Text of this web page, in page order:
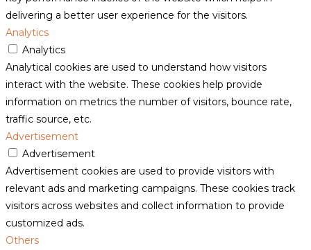
delivering a better user experience for the visitors.
Analytics
Analytics
Analytical cookies are used to understand how visitors
interact with the website. These cookies help provide
information on metrics the number of visitors, bounce rate,
traffic source, etc.
Advertisement
Advertisement
Advertisement cookies are used to provide visitors with
relevant ads and marketing campaigns. These cookies track
visitors across websites and collect information to provide
customized ads.
Others